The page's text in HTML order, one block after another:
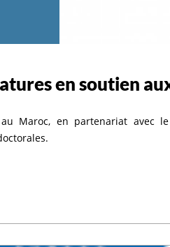
en soutien
au Maroc, en partenariat avec